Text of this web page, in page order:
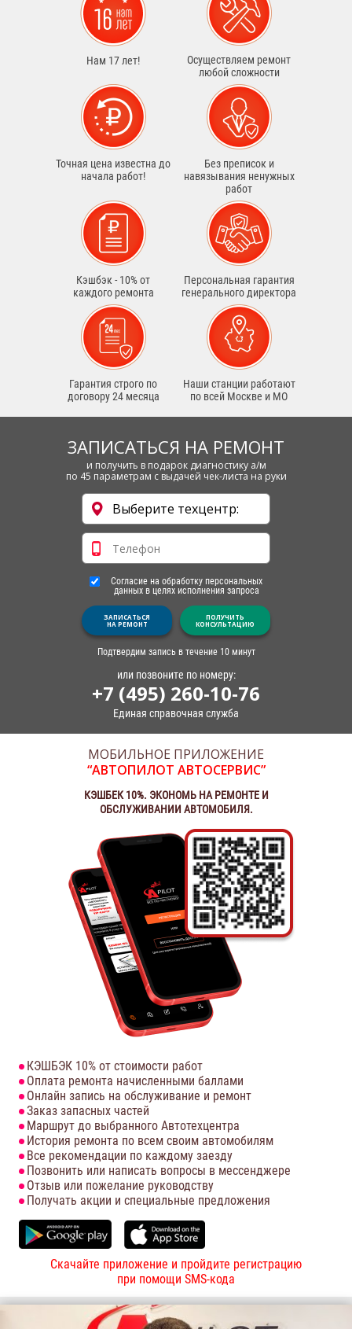
Нам 17 лет!
Осуществляем ремонт
любой сложности
Точная цена известна до
начала работ!
Без преписок и
навязывания ненужных
работ
Кэшбэк - 10% от
каждого ремонта
Персональная гарантия
генерального директора
Гарантия строго по
договору 24 месяца
Наши станции работают
по всей Москве и МО
ЗАПИСАТЬСЯ НА РЕМОНТ
и получить в подарок диагностику а/м
по 45 параметрам с выдачей чек-листа на руки
Согласие на обработку персональных
данных в целях исполнения запроса
ЗАПИСАТЬСЯ
НА РЕМОНТ
ПОЛУЧИТЬ
КОНСУЛЬТАЦИЮ
Подтвердим запись в течение 10 минут
или позвоните по номеру:
+7 (495) 260-10-76
Единая справочная служба
МОБИЛЬНОЕ ПРИЛОЖЕНИЕ
“АВТОПИЛОТ АВТОСЕРВИС”
КЭШБЕК 10%. ЭКОНОМЬ НА РЕМОНТЕ И
ОБСЛУЖИВАНИИ АВТОМОБИЛЯ.
КЭШБЭК 10% от стоимости работ
Оплата ремонта начисленными баллами
Онлайн запись на обслуживание и ремонт
Заказ запасных частей
Маршрут до выбранного Автотехцентра
История ремонта по всем своим автомобилям
Все рекомендации по каждому заезду
Позвонить или написать вопросы в мессенджере
Отзыв или пожелание руководству
Получать акции и специальные предложения
Скачайте приложение и пройдите регистрацию
при помощи SMS-кода